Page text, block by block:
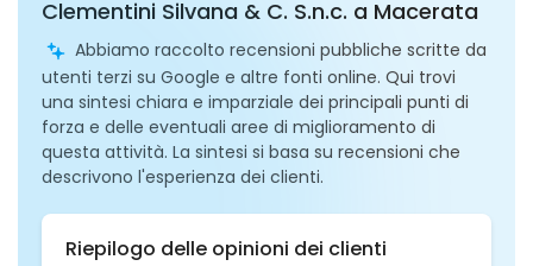
Clementini Silvana & C. S.n.c. a Macerata
Abbiamo raccolto recensioni pubbliche scritte da
utenti terzi su Google e altre fonti online. Qui trovi
una sintesi chiara e imparziale dei principali punti di
forza e delle eventuali aree di miglioramento di
questa attività. La sintesi si basa su recensioni che
descrivono l'esperienza dei clienti.
Riepilogo delle opinioni dei clienti